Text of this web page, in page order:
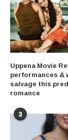
Uppena Movie
performances &
salvage this
romance
3